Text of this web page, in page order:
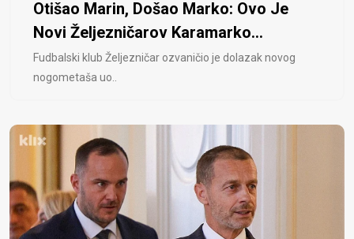
Otišao Marin, Došao Marko: Ovo Je
Novi Željezničarov Karamarko...
Fudbalski klub Željezničar ozvaničio je dolazak novog
nogometaša uo..